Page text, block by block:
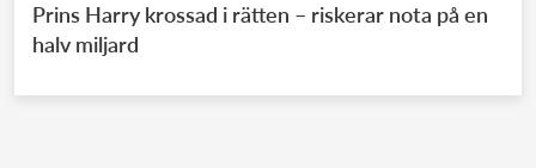
Prins Harry krossad i rätten – riskerar nota på en
halv miljard